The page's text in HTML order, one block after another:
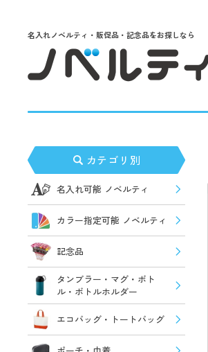
名入れノベルティ・販促品・記念品をお探しなら
カテゴリ別
名入れ可能 ノベルティ
カラー指定可能 ノベルティ
記念品
タンブラー・マグ・ボト
ル・ボトルホルダー
エコバッグ・トートバッグ